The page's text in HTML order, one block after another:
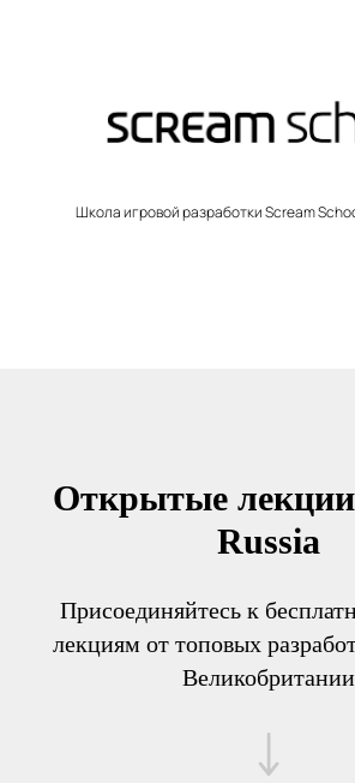
Школа игровой разработки Scream
Открытые
Russia
Присоединяйтесь к
лекциям от топовых
Великобритании